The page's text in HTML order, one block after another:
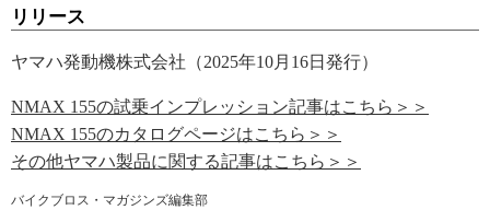
リリース
ヤマハ発動機株式会社（2025年10月16日発行）
NMAX 155の試乗インプレッション記事はこちら＞＞
NMAX 155のカタログページはこちら＞＞
その他ヤマハ製品に関する記事はこちら＞＞
バイクブロス・マガジンズ編集部